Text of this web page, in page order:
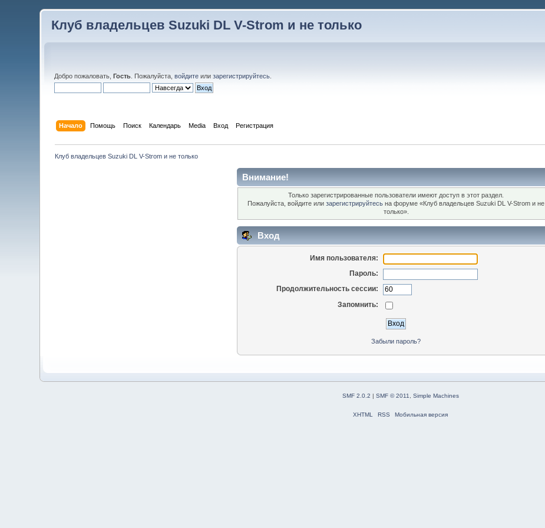
Клуб владельцев Suzuki DL V-Strom и не только
Добро пожаловать,Гость . Пожалуйста,войдите илизарегистрируйтесь
Начало Помощь Поиск Календарь Media Вход Регистрация
Клуб владельцев Suzuki DL V-Strom и не только
Внимание!
Только зарегистрированные пользователи имеют доступ в этот раздел.
Пожалуйста, войдите или зарегистрируйтесь на форуме «Клуб владельцев Suzuki DL V-Strom и не
только».
Вход
Имя пользователя:
Пароль:
Продолжительность сессии:
Запомнить:
Забыли пароль?
SMF 2.0.2 | SMF © 2011 Simple Machines
XHTML RSS Мобильная версия